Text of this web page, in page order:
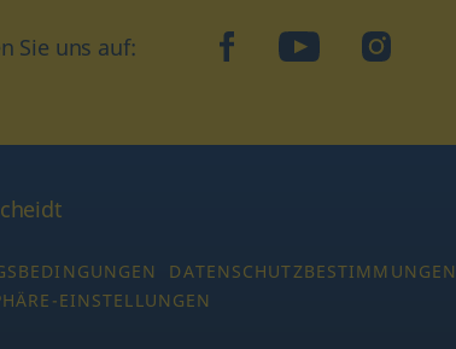
Sie uns auf: facebookYouTubeInstagram
DATENSCHUTZBESTIMMUNGEN
EINSTELLUNGEN